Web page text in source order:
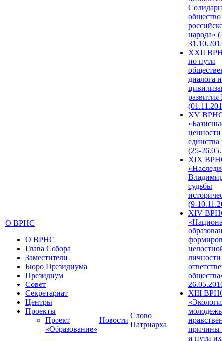
О ВРНС
О ВРНС
Глава Собора
Заместители
Бюро Президиума
Президиум
Совет
Секретариат
Центры
Проекты
Проект
«Образование»
—
Новости
Слово
Патриарха
народа»
XXII
по пути
диалога и
развития
XV
единства
(25-
XIX
судьбы
(9-
XIV
XIII
причины
и пути их